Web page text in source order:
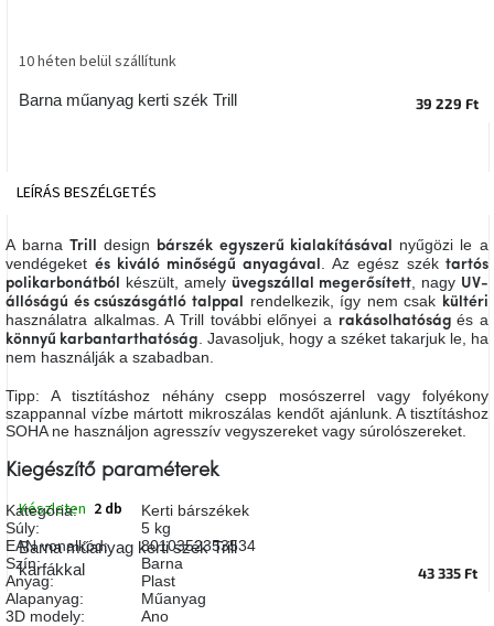
tér
Tavasz
A
tűz
mellett
ülve
Színes
belső
tér
Woodman
Anyák
napja
Barna műanyag kerti szék Trill
10 héten belül szállítunk
39 229 Ft
Barna műanyag kerti szék Trill
karfákkal
Készleten 2 db
43 335 Ft
LEÍRÁS BESZÉLGETÉS
A barnaTrill design bárszék egyszerű kialakításával nyűgözi le a
vendégeket és kiváló minőségű anyagával. Az egész szék tartós
polikarbonátból készült, amely üvegszállal megerősített, nagy UV-
állóságú éscsúszásgátló talppal rendelkezik, így nem csak kültéri
használatra alkalmas. A Trill további előnyei a rakásolhatóságés a
könnyű karbantarthatóság. Javasoljuk, hogy a széket takarjuk le, ha
nem használják a szabadban.
Tipp: A tisztításhoz néhány csepp mosószerrel vagy folyékony
szappannal vízbe mártott mikroszálas kendőt ajánlunk. A tisztításhoz
SOHA ne használjon agresszív vegyszereket vagy súrolószereket.
Kiegészítő paraméterek
Kategória:
Kerti bárszékek
Súly:
5 kg
EAN vonalkód:
8010352353534
Szín:
Barna
Anyag:
Plast
Alapanyag:
Műanyag
3D modely:
Ano